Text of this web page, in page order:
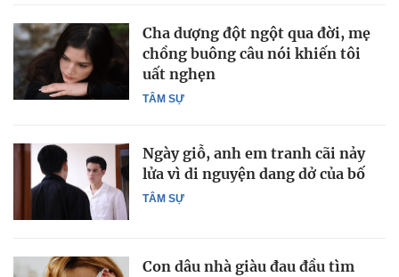
TÂM SỰ
Cha dượng đột ngột qua đời, mẹ
chồng buông câu nói khiến tôi
uất nghẹn
TÂM SỰ
Ngày giỗ, anh em tranh cãi nảy
lửa vì di nguyện dang dở của bố
Con dâu nhà giàu đau đầu tìm